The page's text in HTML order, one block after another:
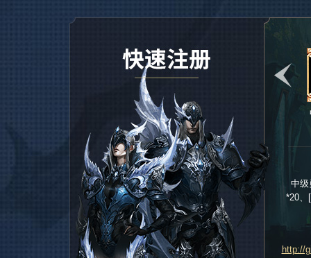
飞快的白熊
糖果
中级
*20、
http://